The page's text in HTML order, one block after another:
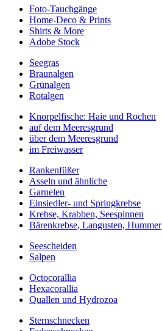
Foto-Tauchgänge
Home-Deco & Prints
Shirts & More
Adobe Stock
Seegras
Braunalgen
Grünalgen
Rotalgen
Knorpelfische: Haie und Rochen
auf dem Meeresgrund
über dem Meeresgrund
im Freiwasser
Rankenfüßer
Asseln und ähnliche
Garnelen
Einsiedler- und Springkrebse
Krebse, Krabben, Seespinnen
Bärenkrebse, Langusten, Hummer
Seescheiden
Salpen
Octocorallia
Hexacorallia
Quallen und Hydrozoa
Sternschnecken